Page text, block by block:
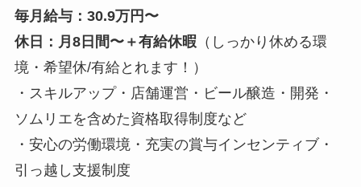
毎月給与：30.9万円〜
休日：月8日間〜＋有給休暇 （しっかり休める環
境・希望休/有給とれます！）
・スキルアップ・店舗運営・ビール醸造・開発・
ソムリエを含めた資格取得制度など
・安心の労働環境・充実の賞与インセンティブ・
引っ越し支援制度